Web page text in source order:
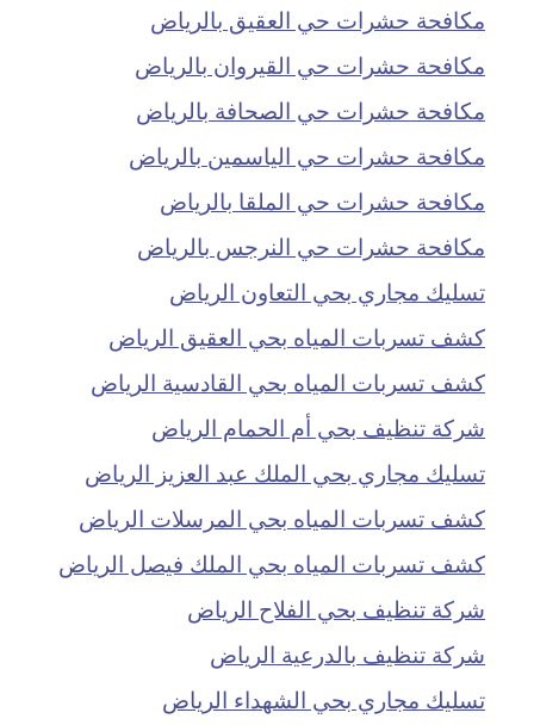
مكافحة حشرات حي العقيق بالرياض
مكافحة حشرات حي القيروان بالرياض
مكافحة حشرات حي الصحافة بالرياض
مكافحة حشرات حي الياسمين بالرياض
مكافحة حشرات حي الملقا بالرياض
مكافحة حشرات حي النرجس بالرياض
تسليك مجاري بحي التعاون الرياض
كشف تسربات المياه بحي العقيق الرياض
كشف تسربات المياه بحي القادسية الرياض
شركة تنظيف بحي أم الحمام الرياض
تسليك مجاري بحي الملك عبد العزيز الرياض
كشف تسربات المياه بحي المرسلات الرياض
كشف تسربات المياه بحي الملك فيصل الرياض
شركة تنظيف بحي الفلاح الرياض
شركة تنظيف بالدرعية الرياض
تسليك مجاري بحي الشهداء الرياض